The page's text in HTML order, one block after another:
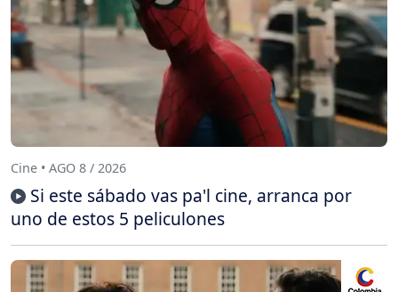
Cine • AGO 8 / 2026
Si este sábado vas pa'l cine, arranca por
uno de estos 5 peliculones